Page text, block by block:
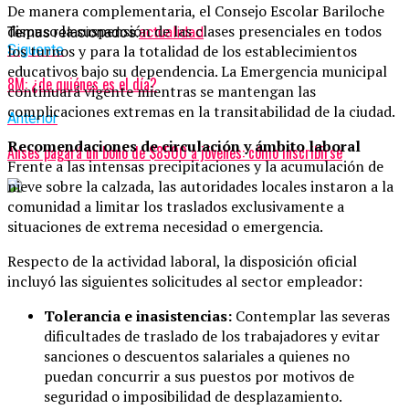
Temas relacionados:actualidad
Siguente
8M: ¿de quiénes es el día?
Anterior
Anses pagará un bono de $8500 a jóvenes: cómo inscribirse
De manera complementaria, el Consejo Escolar Bariloche
dispuso la suspensión de las clases presenciales en todos
los turnos y para la totalidad de los establecimientos
educativos bajo su dependencia. La Emergencia municipal
continuará vigente mientras se mantengan las
complicaciones extremas en la transitabilidad de la ciudad.
Recomendaciones de circulación y ámbito laboral
Frente a las intensas precipitaciones y la acumulación de
nieve sobre la calzada, las autoridades locales instaron a la
comunidad a limitar los traslados exclusivamente a
situaciones de extrema necesidad o emergencia.
Respecto de la actividad laboral, la disposición oficial
incluyó las siguientes solicitudes al sector empleador:
Tolerancia e inasistencias: Contemplar las severas
dificultades de traslado de los trabajadores y evitar
sanciones o descuentos salariales a quienes no
puedan concurrir a sus puestos por motivos de
seguridad o imposibilidad de desplazamiento.